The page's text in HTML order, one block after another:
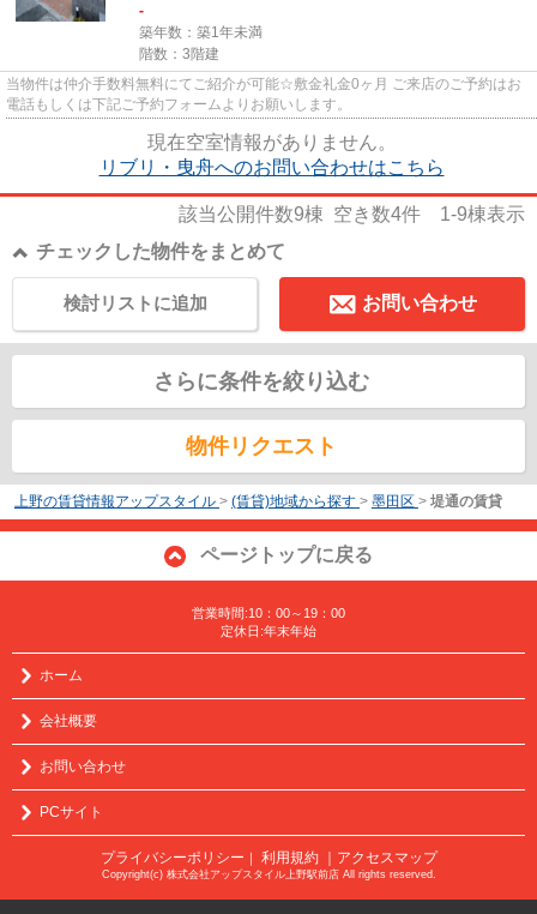
-
築年数：築1年未満
階数：3階建
当物件は仲介手数料無料にてご紹介が可能☆敷金礼金0ヶ月 ご来店のご予約はお
電話もしくは下記ご予約フォームよりお願いします。
現在空室情報がありません。
リブリ・曳舟へのお問い合わせはこちら
該当公開件数9棟 空き数4件 1-9棟表示
チェックした物件をまとめて
お問い合わせ
検討リストに追加
さらに条件を絞り込む
物件リクエスト
上野の賃貸情報アップスタイル > (賃貸)地域から探す > 墨田区 > 堤通の賃貸
ページトップに戻る
営業時間:10：00～19：00
定休日:年末年始
ホーム
会社概要
お問い合わせ
PCサイト
プライバシーポリシー ｜ 利用規約 ｜アクセスマップ
Copyright(c) 株式会社アップスタイル上野駅前店 All rights reserved.